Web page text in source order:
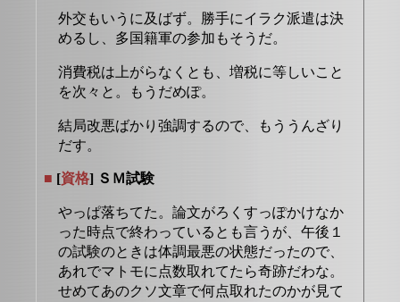
外交もいうに及ばず。勝手にイラク派遣は決
めるし、多国籍軍の参加もそうだ。
消費税は上がらなくとも、増税に等しいこと
を次々と。もうだめぽ。
結局改悪ばかり強調するので、もううんざり
だす。
■ [資格] ＳＭ試験
やっぱ落ちてた。論文がろくすっぽかけなか
った時点で終わっているとも言うが、午後１
の試験のときは体調最悪の状態だったので、
あれでマトモに点数取れてたら奇跡だわな。
せめてあのクソ文章で何点取れたのかが見て